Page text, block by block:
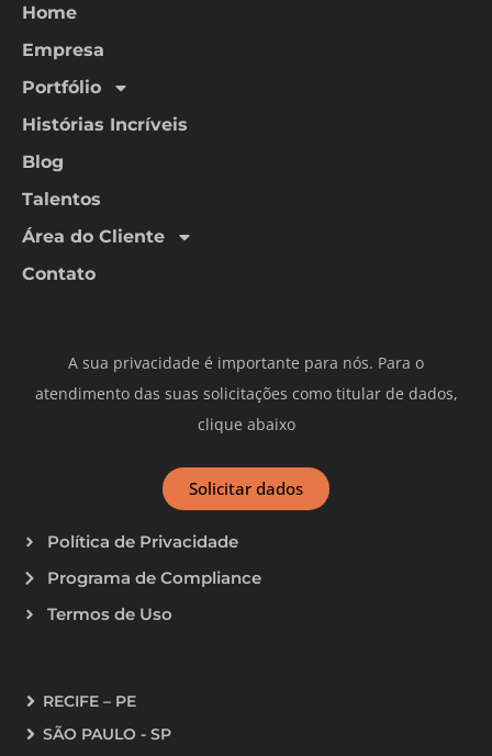
Home
Empresa
Portfólio
Histórias Incríveis
Blog
Talentos
Área do Cliente
Contato
A sua privacidade é importante para nós. Para o
atendimento das suas solicitações como titular de dados,
clique abaixo
Solicitar dados
Política de Privacidade
Programa de Compliance
Termos de Uso
RECIFE – PE
SÃO PAULO - SP